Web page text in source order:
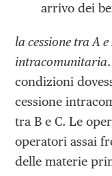
arrivo dei
la cessione tra A
intracomunitaria
condizioni
cessione
tra B e C. Le
operatori assai
delle materie